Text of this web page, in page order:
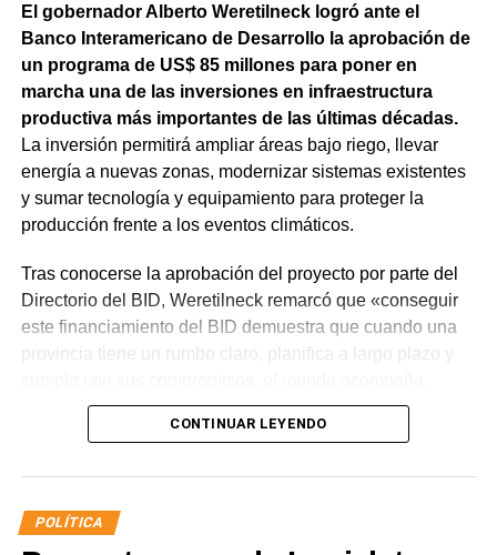
El gobernador Alberto Weretilneck logró ante el
Banco Interamericano de Desarrollo la aprobación de
un programa de US$ 85 millones para poner en
marcha una de las inversiones en infraestructura
productiva más importantes de las últimas décadas.
La inversión permitirá ampliar áreas bajo riego, llevar
energía a nuevas zonas, modernizar sistemas existentes
y sumar tecnología y equipamiento para proteger la
producción frente a los eventos climáticos.
Tras conocerse la aprobación del proyecto por parte del
Directorio del BID, Weretilneck remarcó que «conseguir
este financiamiento del BID demuestra que cuando una
provincia tiene un rumbo claro, planifica a largo plazo y
Estos fondos llegan porque Río Negro tiene un proyecto
de desarrollo serio, con obras concretas y una visión de
El monto total del Programa es de US$ 85 millones.
De ese total, US$ 80 millones serán financiados con
CONTINUAR LEYENDO
POLÍTICA